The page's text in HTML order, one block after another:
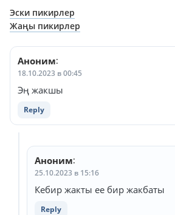
Навигация
по
комментариям
Эски пикирлер
Жаңы пикирлер
Аноним:
18.10.2023 в 00:45
Эң жакшы
Reply
Аноним:
25.10.2023 в 15:16
Кебир жакты ее бир жакбаты
Reply